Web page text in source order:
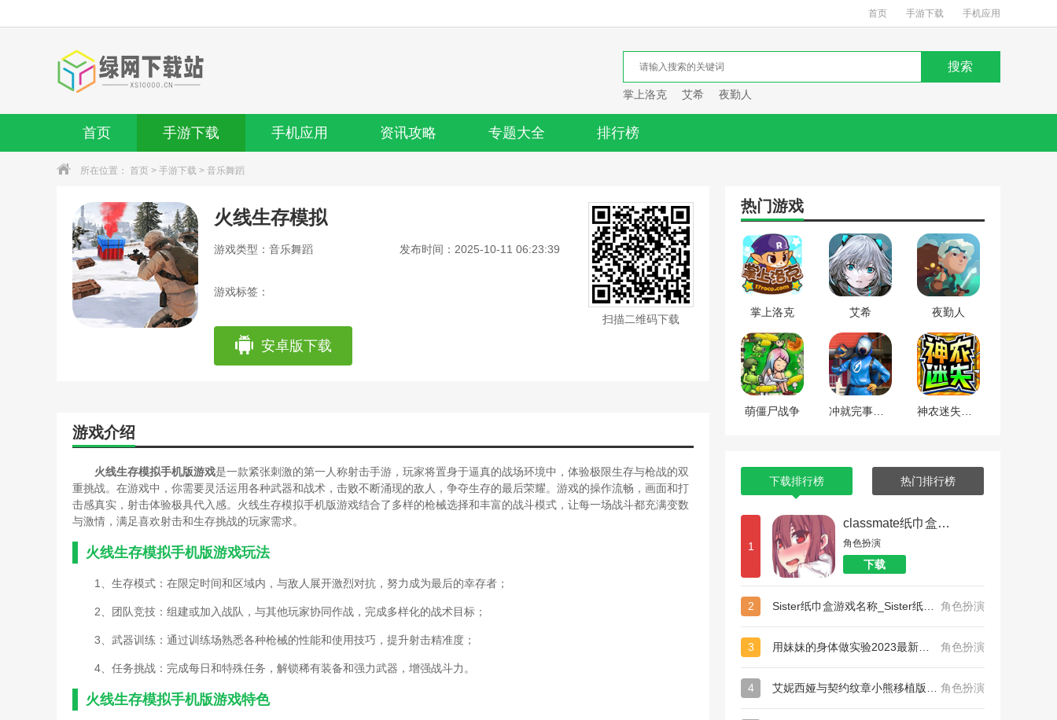
首页 手游下载 手机应用
掌上洛克 艾希 夜勤人
首页 手游下载 手机应用 资讯攻略 专题大全 排行榜
所在位置： 首页 > 手游下载 > 音乐舞蹈
火线生存模拟
游戏类型：音乐舞蹈 发布时间：2025-10-11 06:23:39
游戏标签：
安卓版下载
扫描二维码下载
游戏介绍
火线生存模拟手机版游戏是一款紧张刺激的第一人称射击手游，玩家将置身于逼真的战场环境中，体验极限生存与枪战的双
重挑战。在游戏中，你需要灵活运用各种武器和战术，击败不断涌现的敌人，争夺生存的最后荣耀。游戏的操作流畅，画面和打
击感真实，射击体验极具代入感。火线生存模拟手机版游戏结合了多样的枪械选择和丰富的战斗模式，让每一场战斗都充满变数
与激情，满足喜欢射击和生存挑战的玩家需求。
火线生存模拟手机版游戏玩法
1、生存模式：在限定时间和区域内，与敌人展开激烈对抗，努力成为最后的幸存者；
2、团队竞技：组建或加入战队，与其他玩家协同作战，完成多样化的战术目标；
3、武器训练：通过训练场熟悉各种枪械的性能和使用技巧，提升射击精准度；
4、任务挑战：完成每日和特殊任务，解锁稀有装备和强力武器，增强战斗力。
火线生存模拟手机版游戏特色
热门游戏
掌上洛克 艾希 夜勤人
萌僵尸战争
下载排行榜 热门排行榜
1
classmate纸巾盒系列_和散漫的同学一起生活纸巾盒
角色扮演
下载
2 角色扮演
3 角色扮演
4 角色扮演